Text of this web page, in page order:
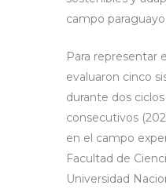
campo paraguayo.
Para representar
evaluaron cinco
durante dos
consecutivos
en el campo
Facultad de
Universidad